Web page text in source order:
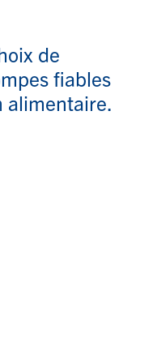
de
fiables
alimentaire.